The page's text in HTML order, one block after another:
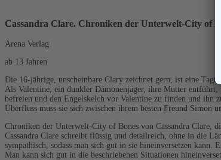
Cassandra Clare. Chroniken der Unterwelt-City of
Arena Verlag
ab 13 Jahren
Die 16-jährige, unscheinbare Clary zeichnet gern, ist eine
Als Valentine, ein dunkler Dämonenjäger, ihre Mutter
befreien und den Engelskelch vor Valentine zu finden und ihn
Überfluss muss sie sich zwischen ihrem besten Freund Simon
Chroniken der Unterwelt-City of Bones von Cassandra Clare,
Cassandra Clare schreibt flüssig und detailreich, ohne in die
sympathisch, sodass man sich gut in sie hineinversetzen
Man kann sich gut in die beschriebenen Situationen